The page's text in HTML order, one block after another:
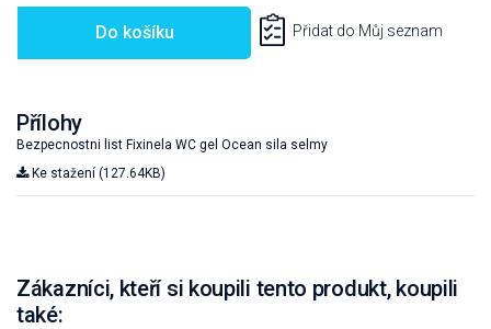
Do košíku Přidat do Můj seznam
Přílohy
Bezpecnostni list Fixinela WC gel Ocean sila selmy
Ke stažení (127.64KB)
Zákazníci, kteří si koupili tento produkt, koupili
také: